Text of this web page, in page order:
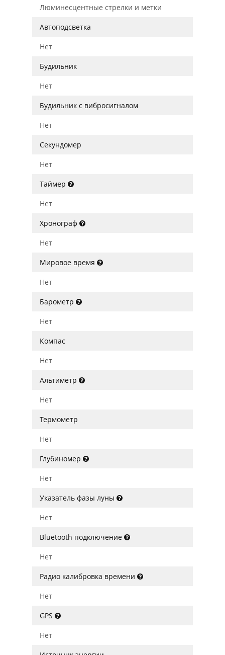
Люминесцентные стрелки и метки
Автоподсветка
Нет
Будильник
Нет
Будильник с вибросигналом
Нет
Секундомер
Нет
Таймер
Нет
Хронограф
Нет
Мировое время
Нет
Барометр
Нет
Компас
Нет
Альтиметр
Нет
Термометр
Нет
Глубиномер
Нет
Указатель фазы луны
Нет
Bluetooth подключение
Нет
Радио калибровка времени
Нет
GPS
Нет